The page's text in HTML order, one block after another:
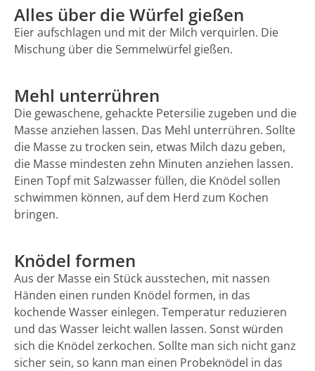
Alles über die Würfel gießen
Eier aufschlagen und mit der Milch verquirlen. Die
Mischung über die Semmelwürfel gießen.
Mehl unterrühren
Die gewaschene, gehackte Petersilie zugeben und die
Masse anziehen lassen. Das Mehl unterrühren. Sollte
die Masse zu trocken sein, etwas Milch dazu geben,
die Masse mindesten zehn Minuten anziehen lassen.
Einen Topf mit Salzwasser füllen, die Knödel sollen
schwimmen können, auf dem Herd zum Kochen
bringen.
Knödel formen
Aus der Masse ein Stück ausstechen, mit nassen
Händen einen runden Knödel formen, in das
kochende Wasser einlegen. Temperatur reduzieren
und das Wasser leicht wallen lassen. Sonst würden
sich die Knödel zerkochen. Sollte man sich nicht ganz
sicher sein, so kann man einen Probeknödel in das